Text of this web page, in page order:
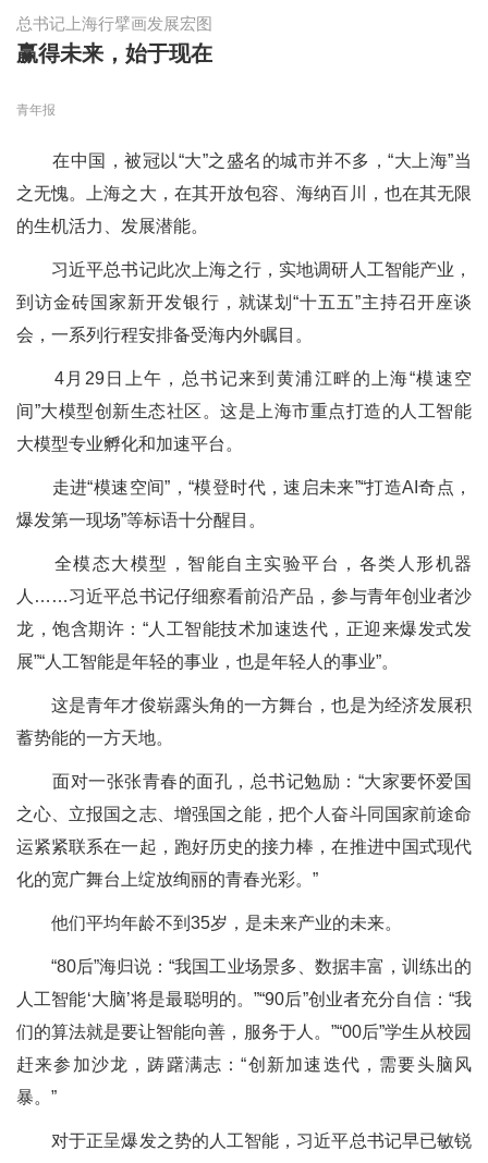
总书记上海行擘画发展宏图
赢得未来，始于现在
青年报
在中国，被冠以“大”之盛名的城市并不多，“大上海”当
之无愧。上海之大，在其开放包容、海纳百川，也在其无限
的生机活力、发展潜能。
习近平总书记此次上海之行，实地调研人工智能产业，
到访金砖国家新开发银行，就谋划“十五五”主持召开座谈
会，一系列行程安排备受海内外瞩目。
4月29日上午，总书记来到黄浦江畔的上海“模速空
间”大模型创新生态社区。这是上海市重点打造的人工智能
大模型专业孵化和加速平台。
走进“模速空间”，“模登时代，速启未来”“打造AI奇点，
爆发第一现场”等标语十分醒目。
全模态大模型，智能自主实验平台，各类人形机器
人……习近平总书记仔细察看前沿产品，参与青年创业者沙
龙，饱含期许：“人工智能技术加速迭代，正迎来爆发式发
展”“人工智能是年轻的事业，也是年轻人的事业”。
这是青年才俊崭露头角的一方舞台，也是为经济发展积
蓄势能的一方天地。
面对一张张青春的面孔，总书记勉励：“大家要怀爱国
之心、立报国之志、增强国之能，把个人奋斗同国家前途命
运紧紧联系在一起，跑好历史的接力棒，在推进中国式现代
化的宽广舞台上绽放绚丽的青春光彩。”
他们平均年龄不到35岁，是未来产业的未来。
“80后”海归说：“我国工业场景多、数据丰富，训练出的
人工智能‘大脑’将是最聪明的。”“90后”创业者充分自信：“我
们的算法就是要让智能向善，服务于人。”“00后”学生从校园
赶来参加沙龙，踌躇满志：“创新加速迭代，需要头脑风
暴。”
对于正呈爆发之势的人工智能，习近平总书记早已敏锐